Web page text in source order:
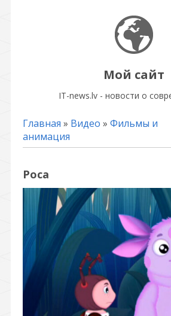
Мой сайт
IT-news.lv - новости о
Главная » Видео » Фильмы и
анимация
Роса